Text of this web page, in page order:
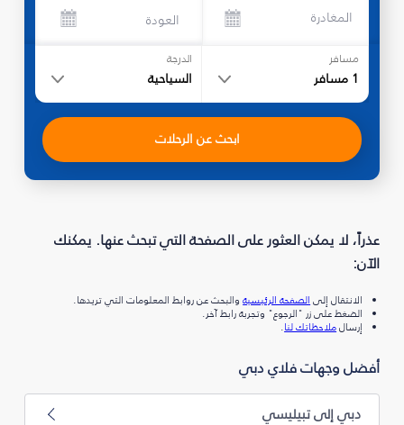
المغادرة العودة
مسافر
1 مسافر
الدرجة
السياحية
ابحث عن الرحلات
عذراً، لا يمكن العثور على الصفحة التي تبحث عنها. يمكنك
الآن:
الانتقال إلىالصفحة الرئيسيةوالبحث عن روابط المعلومات التي تريدها.
الضغط على زر "الرجوع" وتجربة رابط آخر.
إرسالملاحظاتك لنا.
أفضل وجهات فلاي دبي
دبي إلى تبيليسي